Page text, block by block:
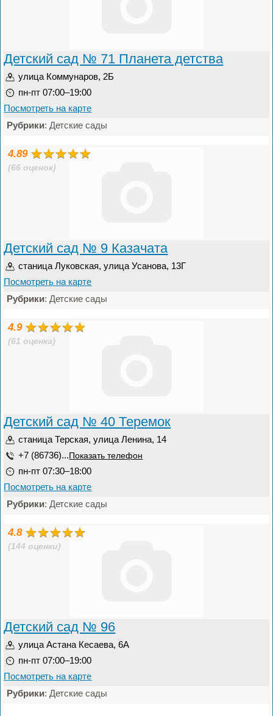
Детский сад № 71 Планета детства
улица Коммунаров, 2Б
пн-пт 07:00–19:00
Посмотреть на карте
Рубрики: Детские сады
4.89
(66 оценок)
Детский сад № 9 Казачата
станица Луковская, улица Усанова, 13Г
Посмотреть на карте
Рубрики: Детские сады
4.9
(61 оценка)
Детский сад № 40 Теремок
станица Терская, улица Ленина, 14
+7 (86736)... Показать телефон
пн-пт 07:30–18:00
Посмотреть на карте
Рубрики: Детские сады
4.8
(144 оценки)
Детский сад № 96
улица Астана Кесаева, 6А
пн-пт 07:00–19:00
Посмотреть на карте
Рубрики: Детские сады